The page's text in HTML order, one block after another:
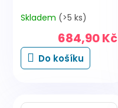
Skladem (>5 ks)
684,90 Kč
Do košíku